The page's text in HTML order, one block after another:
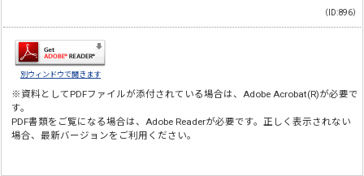
（ID:896）
別ウィンドウで開きます
※資料としてPDFファイルが添付されている場合は、Adobe Acrobat(R)が必要で
す。
PDF書類をご覧になる場合は、Adobe Readerが必要です。正しく表示されない
場合、最新バージョンをご利用ください。